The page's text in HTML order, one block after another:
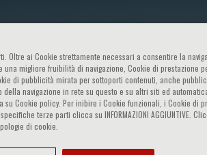
Oltre ai Cookie strettamente necessari a consentire la
migliore fruibilità di navigazione, Cookie di prestazione
di pubblicità mirata per sottoporti contenuti, anche
navigazione in rete su questo e su altri siti ed
Cookie policy. Per inibire i Cookie funzionali, i Cookie di
terze parti clicca su INFORMAZIONI AGGIUNTIVE.
di cookie.